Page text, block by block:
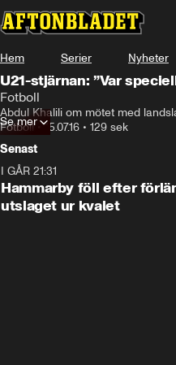
Hem Serier Nyheter
U21-stjärnan: ”Var
Fotboll
Abdul Khalili om mötet med
Fotboll•15.07.16 • 129 sek
Se mer
Senast
I GÅR 21:31
Hammarby föll efter
utslaget ur kvalet